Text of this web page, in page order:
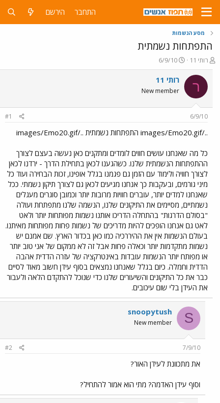
התחבר הירשם
מסע הנשמות
התפתחות נשמתית
פ
ו
ת
ח
ה
ו
ש
רותי 11
פ
ו
ר
ם
ר
6/9/10
ר רותי 11
New member
6/9/10
#1
../images/Emo20.gif התפתחות נשמתית ../images/Emo20.gif
כל מה שאנחנו עושים חווים לומדים ומתקנים כאן נעשה בעצם לצורך
ההתפתחות הנשמתית שלנו. כשהגענו לכאן בתחילת הדרך - ירדנו לכאן
לצורך חוויה ולימוד עם הזמן גם פגמנו בגלל אופינו, זכות הבחירה ועוד כל
מיני גורמים, ובעקבות כך אנחנו מגיעים לכאן גם לצורך תיקון נשמתי. ככל
שאנחנו למדים יותר, עוברים חוויות מרובות יותר וכמובן סוגרים מעגלים
נשמתיים, מסיימים את התיקונים שלנו, הנשמה שלנו מתפתחת ועולה
"בסולם הדרגות" בהתחלה הדריכו אותנו נשמות מפותחות יותר ולאט
לאט גם אנחנו הופכים להיות מדריכים של נשמות פחות מפותחות מאיתנו.
בעולם הנשמות אין את ההיררכיה כמו כאן בכדור הארץ. שם אמנם יש
נשמות מתקדמות יותר וכאלה פחות אבל זה לא ממקום של אני טוב יותר
או מפותח יותר הנשמות עובדות באינטרקציה של עזרה הדדית אהבה
הדדית וחמלה. כיום בגלל שאנחנו נמצאים בסוף עידן חשוב מאוד לסיים
כבר את כל התיקונים והשיעורים שלנו כדי שנוכל להתקדם הלאה ולעבור
את העידן בלי שום עיכובים.
S
snoopytush
New member
7/9/10
#2
את מתכוונת לעידן האור?
וסוף עידן האדמה? מתי הוא אמור להתחיל?